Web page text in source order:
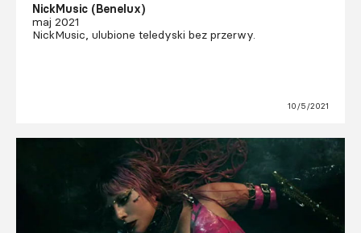
NickMusic (Benelux)
maj 2021
NickMusic, ulubione teledyski bez przerwy.
10/5/2021